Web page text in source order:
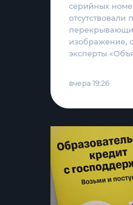
серийных
отсутствовали
изображение,
эксперты
вчера 19:26